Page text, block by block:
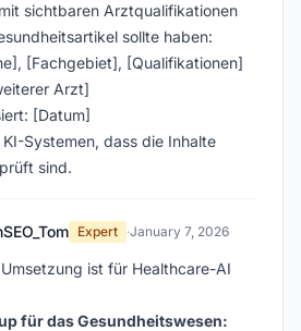
sichtbaren Arztqualifikationen
sollte haben:
[Fachgebiet], [Qualifikationen]
Arzt]
[Datum]
Systemen, dass die Inhalte
sind.
Expert ·January 7, 2026
ist für Healthcare-AI
für das Gesundheitswesen: